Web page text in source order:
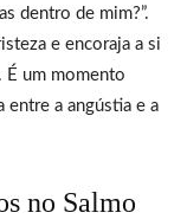
dentro de mim?”.
e encoraja a si
É um momento
entre a angústia e a
no Salmo